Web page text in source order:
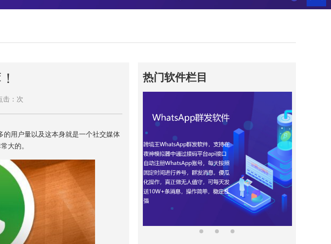
击： 次
用户量以及这本身就是一个社交媒体
大的。
热门软件栏目